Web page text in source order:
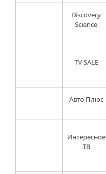
Discovery
Science
TV SALE
Авто Плюс
Интересное
ТВ